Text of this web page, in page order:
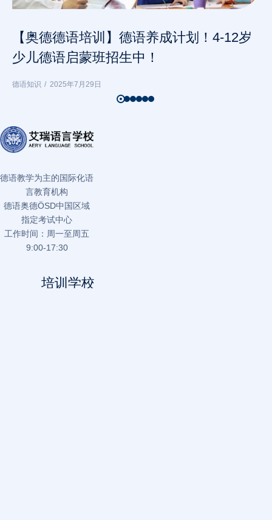
【奥德德语培训】德语养成计划！4-12岁
少儿德语启蒙班招生中！
德语知识 2025年7月29日
德语教学为主的国际化语
言教育机构
德语奥德ÖSD中国区域
指定考试中心
工作时间：周一至周五
9:00-17:30
培训学校